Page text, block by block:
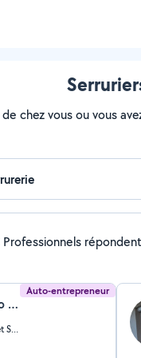
chez vous ou vous
répondent
Auto-entrepreneur
Gabriel Antequera Hidalgo (Alucat)
Saint-Gély-du-Fesc (Est Nord-Est et Sud-Est)